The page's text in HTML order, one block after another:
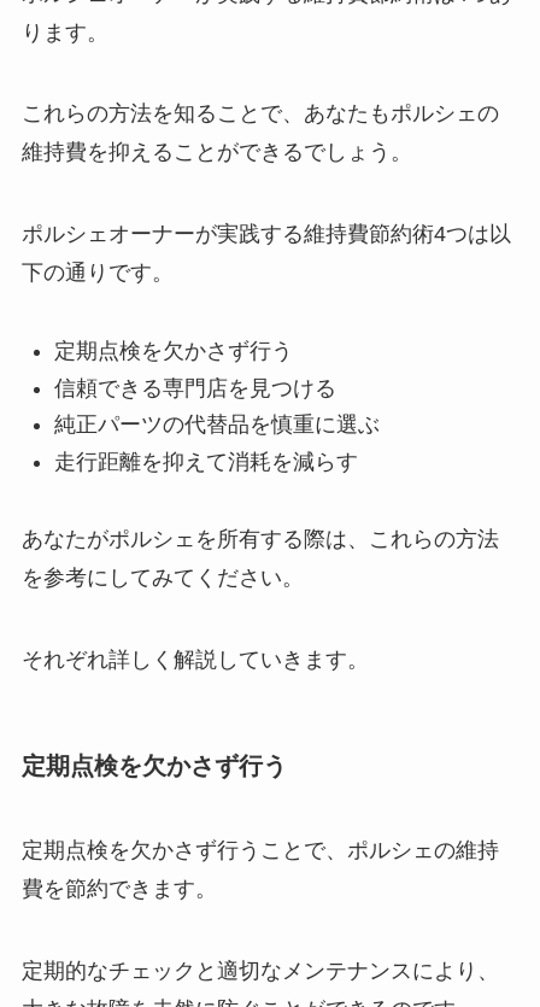
ります。
これらの方法を知ることで、あなたもポルシェの
維持費を抑えることができるでしょう。
ポルシェオーナーが実践する維持費節約術4つは以
下の通りです。
定期点検を欠かさず行う
信頼できる専門店を見つける
純正パーツの代替品を慎重に選ぶ
走行距離を抑えて消耗を減らす
あなたがポルシェを所有する際は、これらの方法
を参考にしてみてください。
それぞれ詳しく解説していきます。
定期点検を欠かさず行う
定期点検を欠かさず行うことで、ポルシェの維持
費を節約できます。
定期的なチェックと適切なメンテナンスにより、